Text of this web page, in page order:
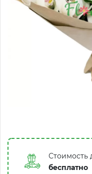
Стоимость
бесплатно